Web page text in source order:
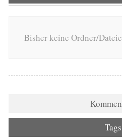
Bisher keine Ordner/
Tags